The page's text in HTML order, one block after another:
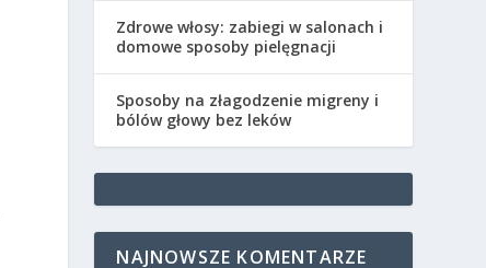
Zdrowe włosy: zabiegi w salonach i
domowe sposoby pielęgnacji
Sposoby na złagodzenie migreny i
bólów głowy bez leków
NAJNOWSZE KOMENTARZE